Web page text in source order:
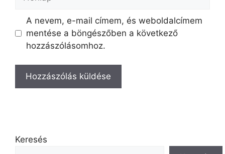
A nevem, e-mail címem, és weboldalcímem
mentése a böngészőben a következő
hozzászólásomhoz.
Keresés